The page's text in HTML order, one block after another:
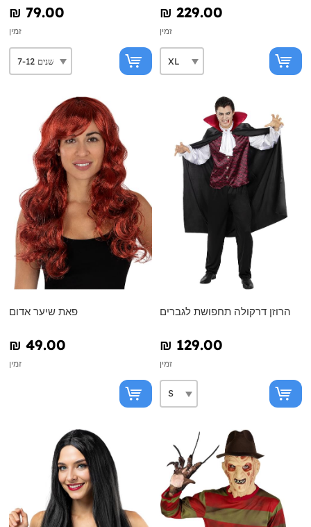
₪‎ 79.00
זמין
₪‎ 229.00
זמין
פאת שיער אדום
₪‎ 49.00
זמין
הרוזן דרקולה תחפושת לגברים
₪‎ 129.00
זמין